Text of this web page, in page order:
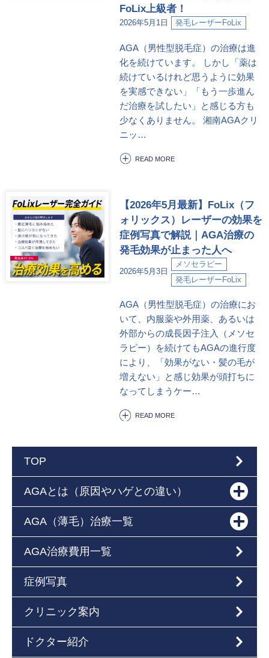
2026年5月1日 発毛レーザーFoLix
FoLix上級者！
AGA（男性型脱毛症）の治療は進
化を続けています。 しかし「薬は
続けているけれど思うように効果
を実感できない」「もう一歩進ん
だ治療を試したい」と感じる方も
少なくありません。 湘南AGAクリ
ニッ…
READ MORE
2026年5月3日
メソセラピー
発毛レーザーFoLix
【2026年5月最新】FoLix（フ
ォリックス）レーザーの効果を
症例写真で解説｜AGA治療の
発毛効果が止まった人へ
AGA（男性型脱毛症）の治療にお
いて、内服薬や外用薬、あるいは
外部からの成長因子注入（メソセ
ラピー）を続けてもAGAの進行度
により、「効果がない・髪の毛が
増えない」と感じ効果が頭打ちに
なってしまうケー…
READ MORE
TOP
AGAとは（原因やハゲとの違い）
AGA（薄毛）治療一覧
AGA治療費用一覧
症例写真
クリニック案内
ドクター紹介